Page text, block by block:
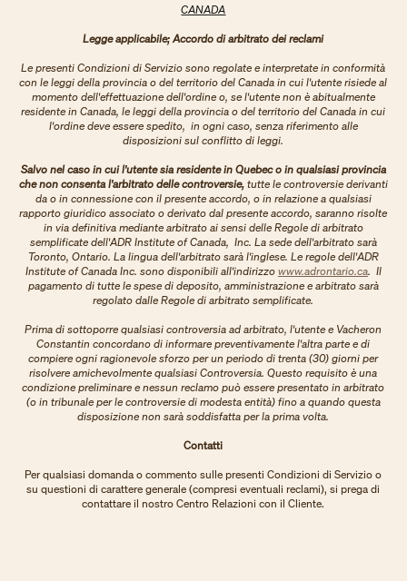
CANADA
Legge applicabile; Accordo di arbitrato dei reclami
Le presenti Condizioni di Servizio sono regolate e interpretate in conformità
con le leggi della provincia o del territorio del Canada in cui l'utente risiede al
momento dell'effettuazione dell'ordine o, se l'utente non è abitualmente
residente in Canada, le leggi della provincia o del territorio del Canada in cui
l'ordine deve essere spedito, in ogni caso, senza riferimento alle
disposizioni sul conflitto di leggi.
Salvo nel caso in cui l'utente sia residente in Quebec o in qualsiasi provincia
che non consenta l'arbitrato delle controversie, tutte le controversie derivanti
da o in connessione con il presente accordo, o in relazione a qualsiasi
rapporto giuridico associato o derivato dal presente accordo, saranno risolte
in via definitiva mediante arbitrato ai sensi delle Regole di arbitrato
semplificate dell'ADR Institute of Canada, Inc. La sede dell'arbitrato sarà
Toronto, Ontario. La lingua dell'arbitrato sarà l'inglese. Le regole dell'ADR
Institute of Canada Inc. sono disponibili all'indirizzo www.adrontario.ca. Il
pagamento di tutte le spese di deposito, amministrazione e arbitrato sarà
regolato dalle Regole di arbitrato semplificate.
Prima di sottoporre qualsiasi controversia ad arbitrato, l'utente e Vacheron
Constantin concordano di informare preventivamente l'altra parte e di
compiere ogni ragionevole sforzo per un periodo di trenta (30) giorni per
risolvere amichevolmente qualsiasi Controversia. Questo requisito è una
condizione preliminare e nessun reclamo può essere presentato in arbitrato
(o in tribunale per le controversie di modesta entità) fino a quando questa
disposizione non sarà soddisfatta per la prima volta.
Contatti
Per qualsiasi domanda o commento sulle presenti Condizioni di Servizio o
su questioni di carattere generale (compresi eventuali reclami), si prega di
contattare il nostro Centro Relazioni con il Cliente.